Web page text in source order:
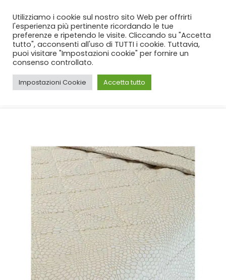
SPEDIZIONE GRATUITA per ordini da 99€!
CASA SHOP CAMERA
TRAPUNTINI PRIMAVERILI
Utilizziamo i cookie sul nostro sito Web per offrirti
l'esperienza più pertinente ricordando le tue
preferenze e ripetendo le visite. Cliccando su "Accetta
tutto", acconsenti all'uso di TUTTI i cookie. Tuttavia,
puoi visitare "Impostazioni cookie" per fornire un
consenso controllato.
Impostazioni Cookie Accetta tutto